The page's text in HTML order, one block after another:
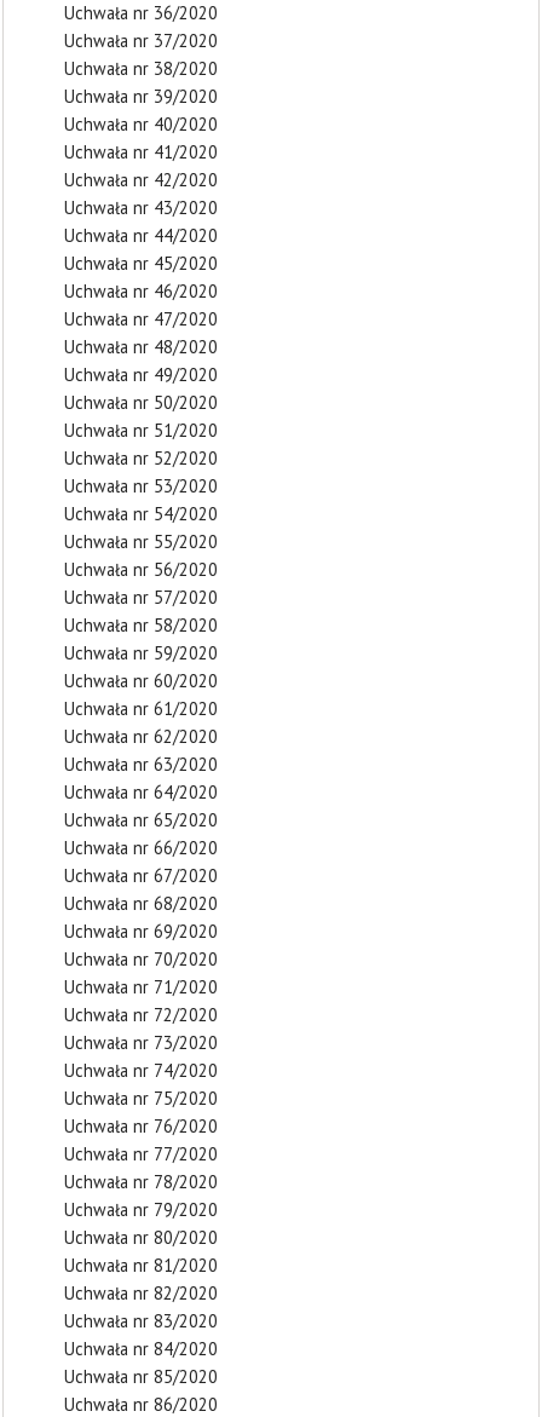
Uchwała nr 36/2020
Uchwała nr 37/2020
Uchwała nr 38/2020
Uchwała nr 39/2020
Uchwała nr 40/2020
Uchwała nr 41/2020
Uchwała nr 42/2020
Uchwała nr 43/2020
Uchwała nr 44/2020
Uchwała nr 45/2020
Uchwała nr 46/2020
Uchwała nr 47/2020
Uchwała nr 48/2020
Uchwała nr 49/2020
Uchwała nr 50/2020
Uchwała nr 51/2020
Uchwała nr 52/2020
Uchwała nr 53/2020
Uchwała nr 54/2020
Uchwała nr 55/2020
Uchwała nr 56/2020
Uchwała nr 57/2020
Uchwała nr 58/2020
Uchwała nr 59/2020
Uchwała nr 60/2020
Uchwała nr 61/2020
Uchwała nr 62/2020
Uchwała nr 63/2020
Uchwała nr 64/2020
Uchwała nr 65/2020
Uchwała nr 66/2020
Uchwała nr 67/2020
Uchwała nr 68/2020
Uchwała nr 69/2020
Uchwała nr 70/2020
Uchwała nr 71/2020
Uchwała nr 72/2020
Uchwała nr 73/2020
Uchwała nr 74/2020
Uchwała nr 75/2020
Uchwała nr 76/2020
Uchwała nr 77/2020
Uchwała nr 78/2020
Uchwała nr 79/2020
Uchwała nr 80/2020
Uchwała nr 81/2020
Uchwała nr 82/2020
Uchwała nr 83/2020
Uchwała nr 84/2020
Uchwała nr 85/2020
Uchwała nr 86/2020